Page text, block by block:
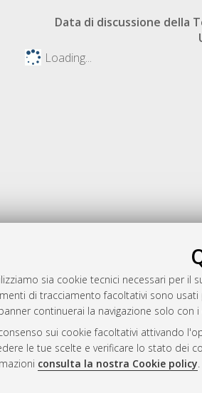
sia cookie tecnici necessari per
di tracciamento facoltativi sono
continuerai la navigazione solo con
sui cookie facoltativi attivando
le tue scelte e verificare lo stato dei
consulta la nostra Cookie policy.
Data di discussione della
Loading...
AMS Laurea
Servizio
Impostazioni
Informativa
Condizioni